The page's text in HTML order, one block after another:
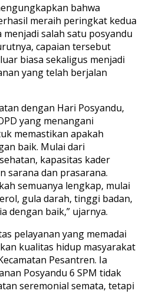
bahwa
meraih peringkat kedua
salah satu posyandu
capaian tersebut
biasa sekaligus menjadi
yang telah berjalan
dengan Hari Posyandu,
yang menangani
memastikan apakah
baik. Mulai dari
kapasitas kader
sarana dan prasarana.
semuanya lengkap, mulai
gula darah, tinggi badan,
dengan baik,” ujarnya.
pelayanan yang memadai
kualitas hidup masyarakat
Pesantren. Ia
Posyandu 6 SPM tidak
seremonial semata, tetapi